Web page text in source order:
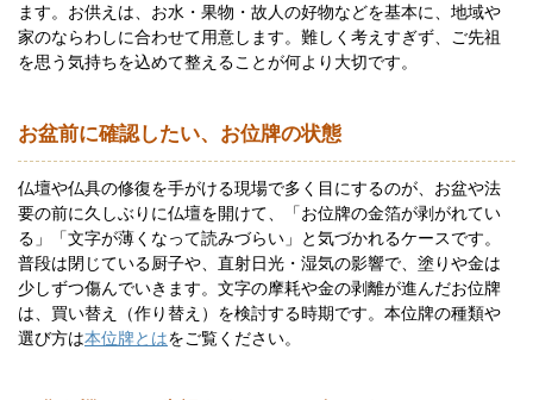
ます。お供えは、お水・果物・故人の好物などを基本に、地域や
家のならわしに合わせて用意します。難しく考えすぎず、ご先祖
を思う気持ちを込めて整えることが何より大切です。
お盆前に確認したい、お位牌の状態
仏壇や仏具の修復を手がける現場で多く目にするのが、お盆や法
要の前に久しぶりに仏壇を開けて、「お位牌の金箔が剥がれてい
る」「文字が薄くなって読みづらい」と気づかれるケースです。
普段は閉じている厨子や、直射日光・湿気の影響で、塗りや金は
少しずつ傷んでいきます。文字の摩耗や金の剥離が進んだお位牌
は、買い替え（作り替え）を検討する時期です。本位牌の種類や
選び方は本位牌とはをご覧ください。